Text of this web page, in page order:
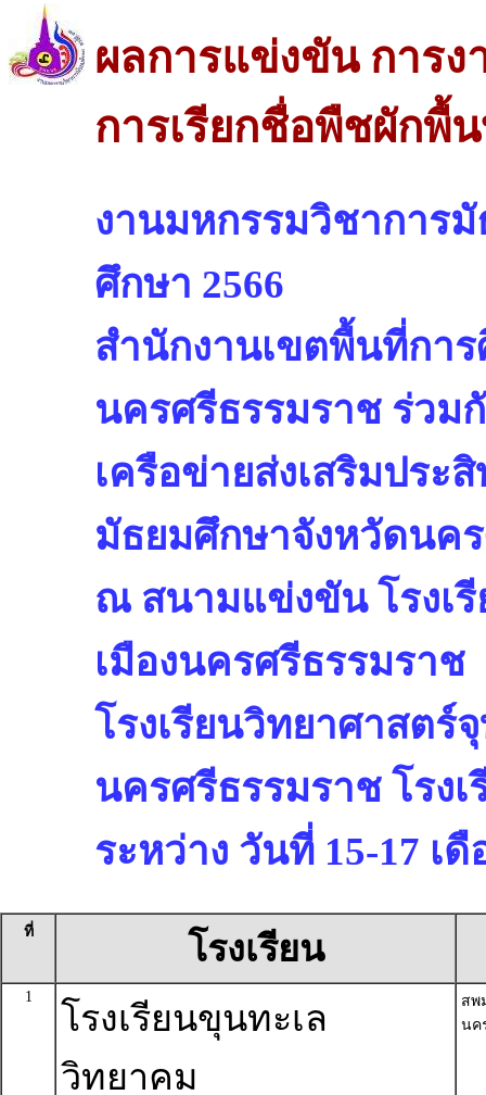
ผลการแข่งขัน การง
การเรียกชื่อพืชผักพื้
งานมหกรรมวิชาการ
ศึกษา 2566
สำนักงานเขตพื้นที่กา
นครศรีธรรมราช ร่วม
เครือข่ายส่งเสริมประ
มัธยมศึกษาจังหวัดนค
ณ สนามแข่งขัน โรงเ
เมืองนครศรีธรรมราช
โรงเรียนวิทยาศาสต
นครศรีธรรมราช โรง
ระหว่าง วันที่ 15-17 เ
ที่ โรงเรียน
1
โรงเรียนขุนทะเล
วิทยาคม
สพ
นค